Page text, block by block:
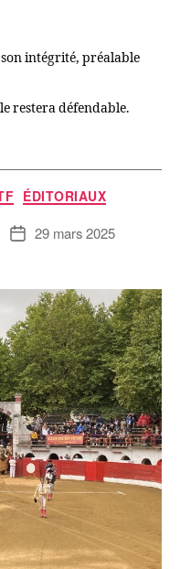
intégrité, préalable
restera défendable.
ÉDITORIAUX
29 mars 2025